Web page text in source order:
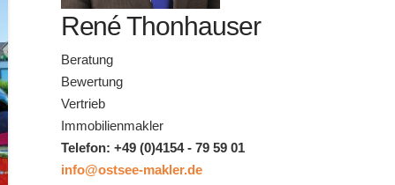
René Thonhauser
Beratung
Bewertung
Vertrieb
Immobilienmakler
Telefon: +49 (0)4154 - 79 59 01
info@ostsee-makler.de